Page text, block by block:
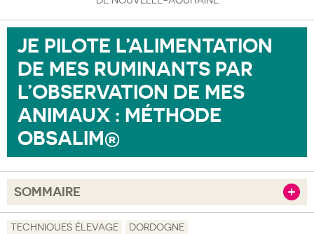
JE PILOTE L’ALIMENTATION
DE MES RUMINANTS PAR
L’OBSERVATION DE MES
ANIMAUX : MÉTHODE
OBSALIM®
SOMMAIRE
TECHNIQUES ÉLEVAGE DORDOGNE